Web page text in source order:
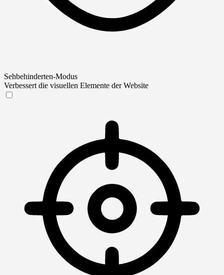
Sehbehinderten-Modus
Verbessert die visuellen Elemente der Website